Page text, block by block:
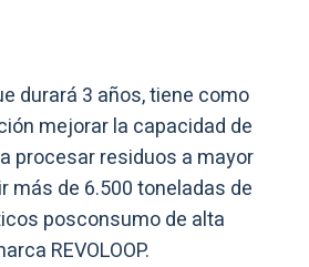
durará 3 años, tiene como
mejorar la capacidad de
procesar residuos a mayor
más de 6.500 toneladas de
posconsumo de alta
REVOLOOP.